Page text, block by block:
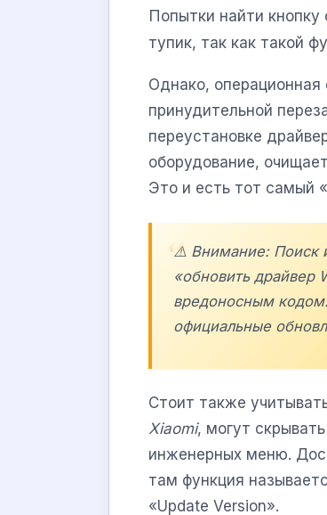
Попытки найти кнопку
тупик, так как такой
Однако, операционная
принудительной
переустановке
оборудование,
Это и есть тот самый
⚠️ Внимание: Поиск
«обновить драйвер
вредоносным
официальные
Стоит также
Xiaomi, могут
инженерных меню.
там функция
«Update Version».